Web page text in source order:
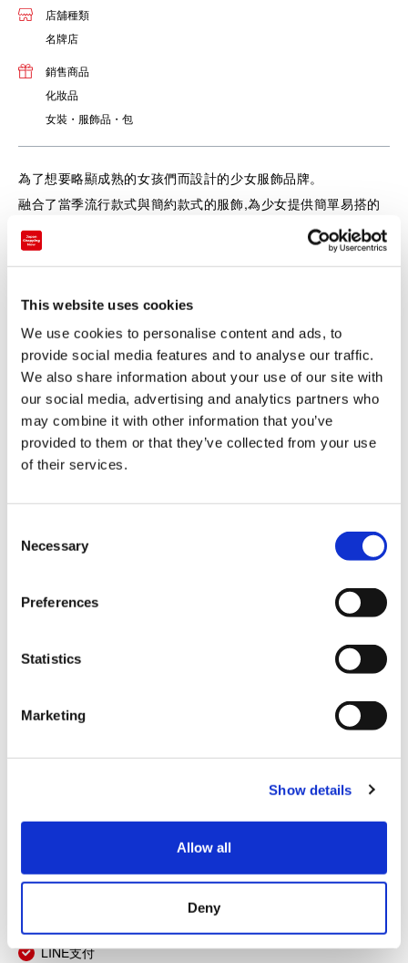
This website uses cookies
We use cookies to personalise content and ads, to
provide social media features and to analyse our traffic.
We also share information about your use of our site with
our social media, advertising and analytics partners who
may combine it with other information that you’ve
provided to them or that they’ve collected from your use
of their services.
Necessary
Preferences
Statistics
Marketing
Show details
Allow all
Deny
店舖種類
名牌店
銷售商品
化妝品
女裝・服飾品・包
為了想要略顯成熟的女孩們而設計的少女服飾品牌。
融合了當季流行款式與簡約款式的服飾,為少女提供簡單易搭的
style。
VISA信用卡
銀聯卡
支付寶
LINE支付